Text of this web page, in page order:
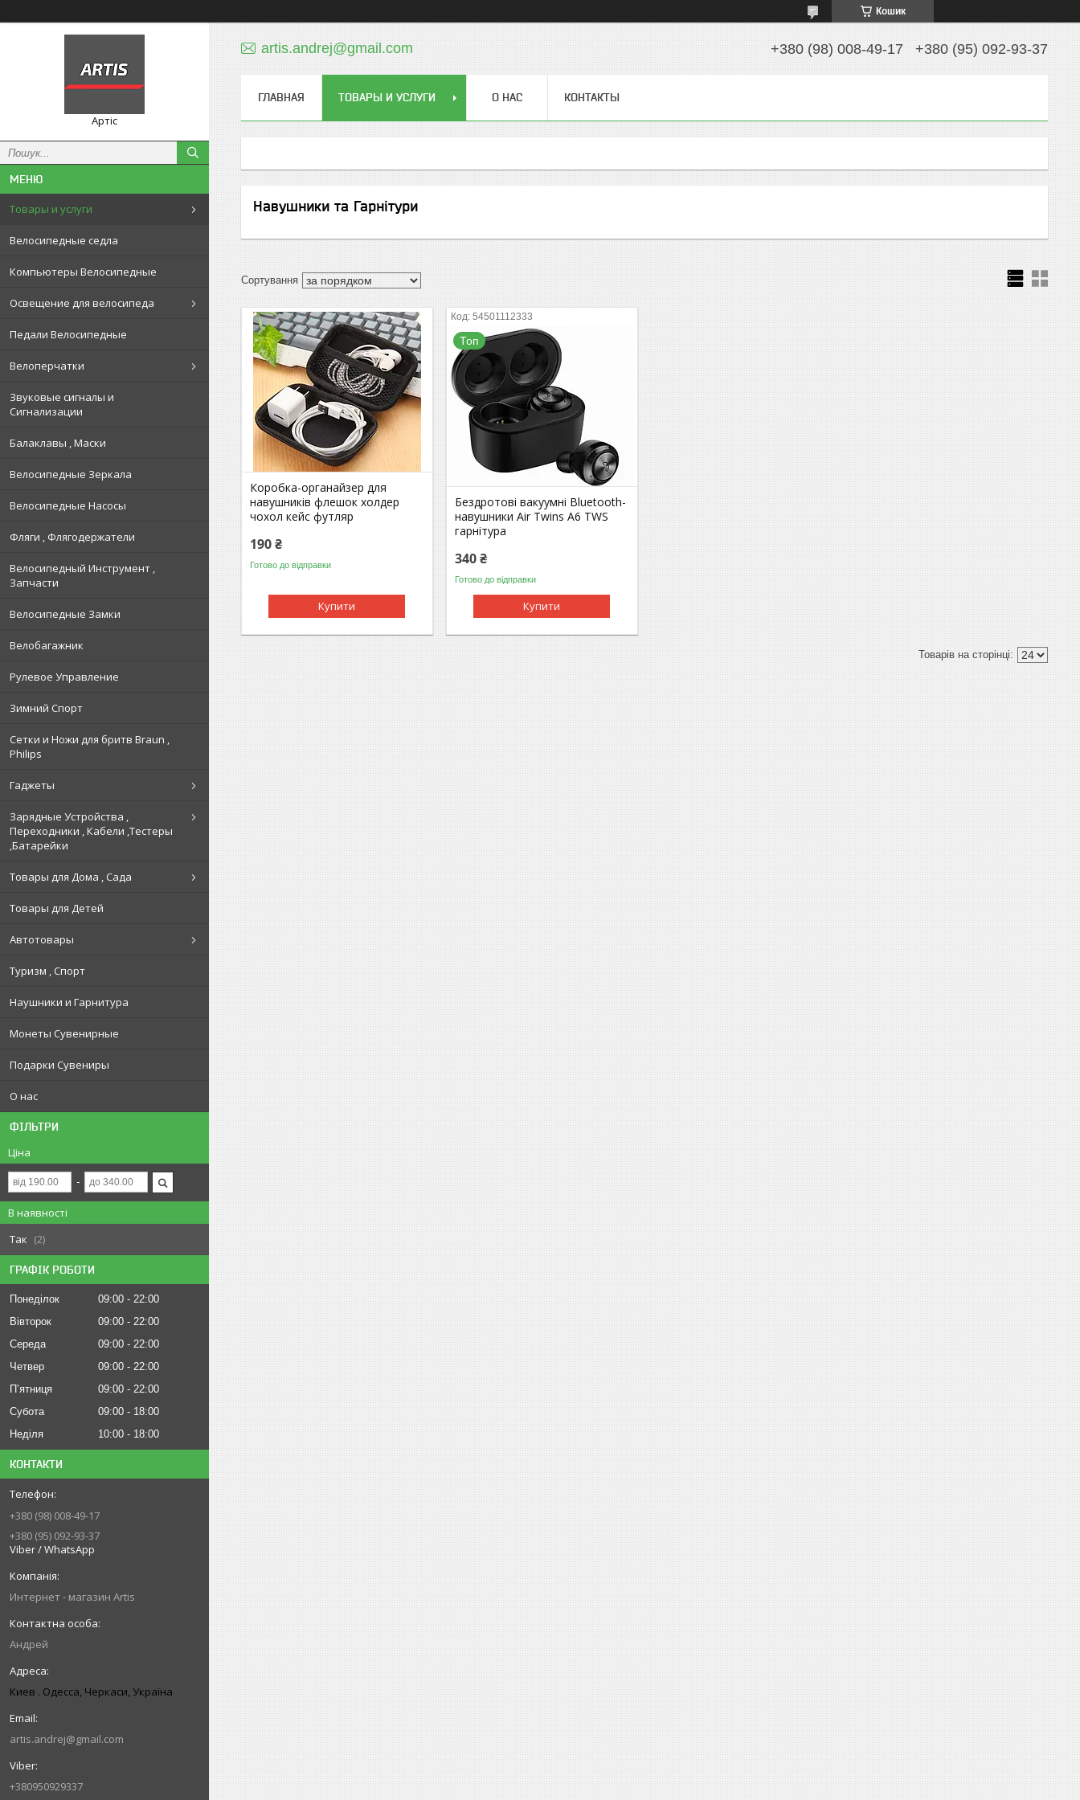
Кошик
Артіс
Товары и услуги
Велосипедные седла
Компьютеры Велосипедные
Освещение для велосипеда
Педали Велосипедные
Велоперчатки
Звуковые сигналы и
Сигнализации
Балаклавы , Маски
Велосипедные Зеркала
Велосипедные Насосы
Фляги , Флягодержатели
Велосипедный Инструмент ,
Запчасти
Велосипедные Замки
Велобагажник
Рулевое Управление
Зимний Спорт
Сетки и Ножи для бритв Braun ,
Philips
Гаджеты
Зарядные Устройства ,
Переходники , Кабели ,Тестеры
,Батарейки
Товары для Дома , Сада
Товары для Детей
Автотовары
Туризм , Спорт
Наушники и Гарнитура
Монеты Сувенирные
Подарки Сувениры
О нас
ФІЛЬТРИ
Ціна
В наявності
Так
2
ГРАФІК РОБОТИ
Понеділок 09:00
22:00
Вівторок
09:00
22:00
Середа
09:00
22:00
Четвер
09:00
22:00
Пʼятниця
09:00
22:00
Субота
09:00
18:00
Неділя
10:00 18:00
КОНТАКТИ
+380 (98) 008-49-17
+380 (95) 092-93-37
Viber / WhatsApp
Интернет - магазин Artis
Андрей
Киев . Одесса, Черкаси, Україна
artis.andrej@gmail.com
+380950929337
artis.andrej@gmail.com +380 (98) 008-49-17 +380 (95) 092-93-37
ГЛАВНАЯ ТОВАРЫ И УСЛУГИ О НАС КОНТАКТЫ
Навушники та Гарнітури
Коробка-органайзер для
навушників флешок холдер
чохол кейс футляр
190 ₴
Готово до відправки
Купити
54501112333
Топ
Бездротові вакуумні Bluetooth-
навушники Air Twins A6 TWS
гарнітура
340 ₴
Готово до відправки
Купити